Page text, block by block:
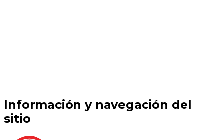
Información y navegación del
sitio